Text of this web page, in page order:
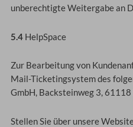
unberechtigte Weitergabe an
5.4HelpSpace
Zur Bearbeitung von
Mail-Ticketingsystem des
GmbH, Backsteinweg 3,
Stellen Sie über unsere